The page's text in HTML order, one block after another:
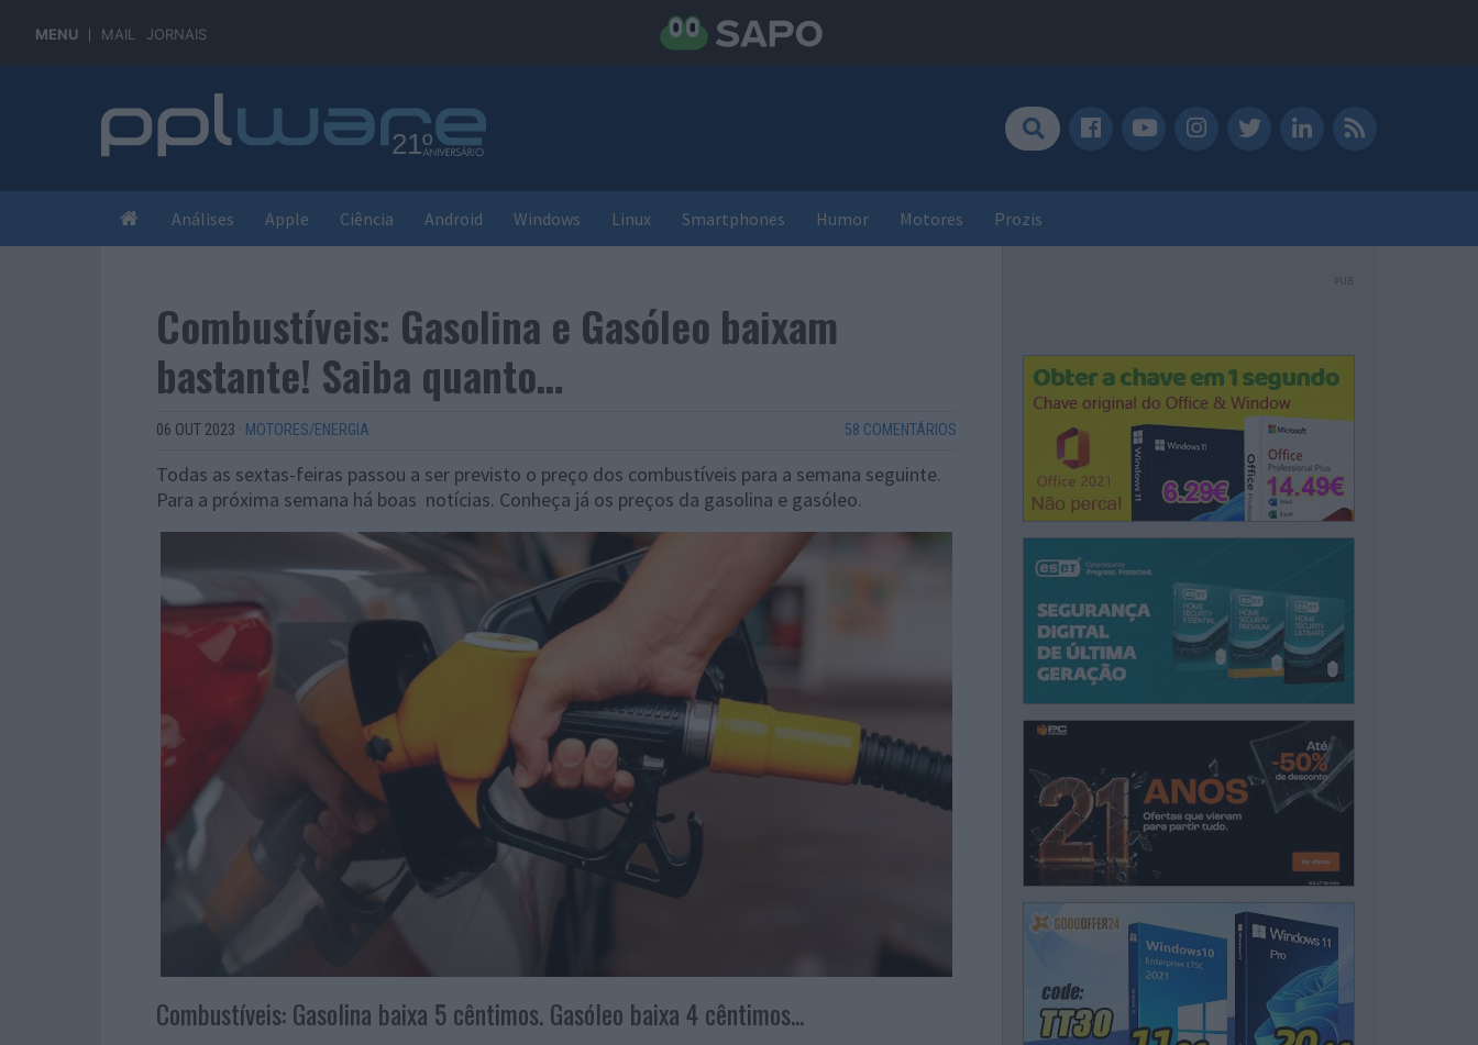
MENU MAIL JORNAIS
Análises Apple Ciência Android Windows Linux Smartphones Humor Motores Prozis
Combustíveis: Gasolina e Gasóleo baixam
bastante! Saiba quanto…
06 OUT 2023 · MOTORES/ENERGIA 58 COMENTÁRIOS
Todas as sextas-feiras passou a ser previsto o preço dos combustíveis para a semana seguinte.
Para a próxima semana há boas notícias. Conheça já os preços da gasolina e gasóleo.
Combustíveis: Gasolina baixa 5 cêntimos. Gasóleo baixa 4 cêntimos...
PUB